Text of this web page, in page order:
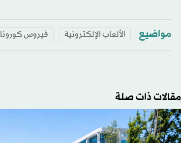
مواضيع الألعاب الإلكترونية فيروس كورونا
مقالات ذات صلة